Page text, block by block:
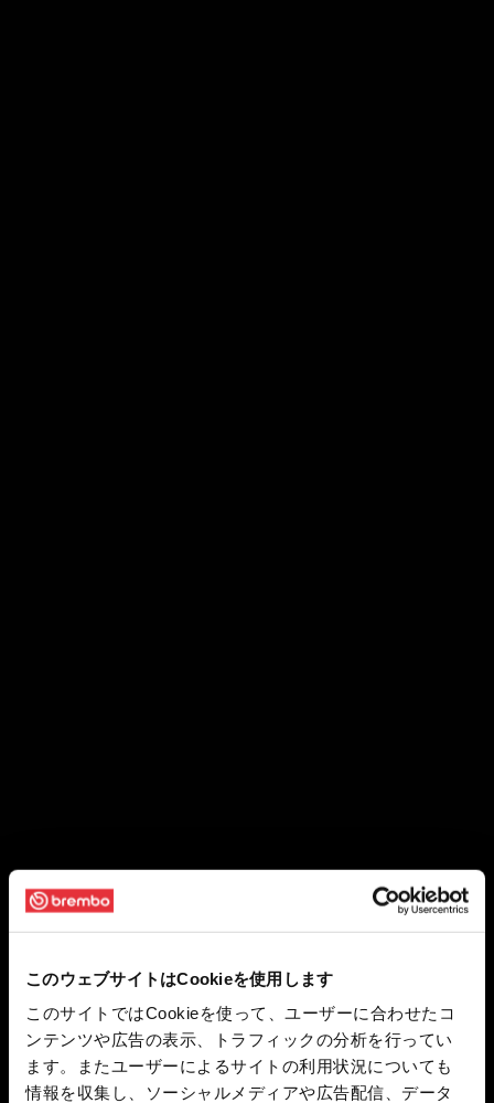
このウェブサイトはCookieを使用します
このサイトではCookieを使って、ユーザーに合わせたコ
ンテンツや広告の表示、トラフィックの分析を行ってい
ます。またユーザーによるサイトの利用状況についても
情報を収集し、ソーシャルメディアや広告配信、データ